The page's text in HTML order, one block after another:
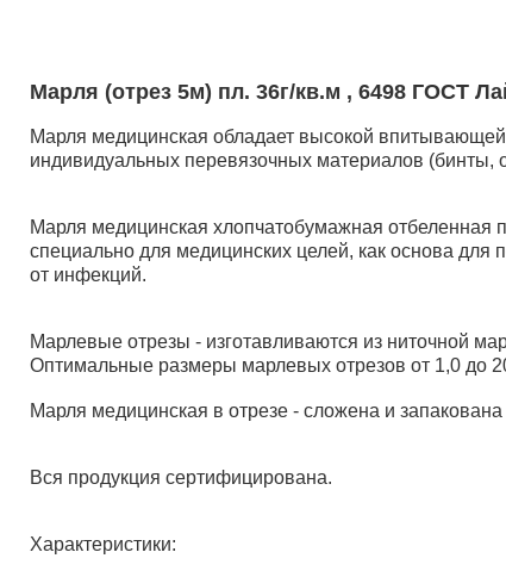
Марля (отрез 5м) пл. 36г/кв.м , 6498 ГОСТ
Марля медицинская обладает высокой впитывающей
индивидуальных перевязочных материалов (бинты,
Марля медицинская хлопчатобумажная отбеленная
специально для медицинских целей, как основа
от инфекций.
Марлевые отрезы - изготавливаются из ниточной
Оптимальные размеры марлевых отрезов от 1,0 до
Марля медицинская в отрезе - сложена и
Вся продукция сертифицирована.
Характеристики: